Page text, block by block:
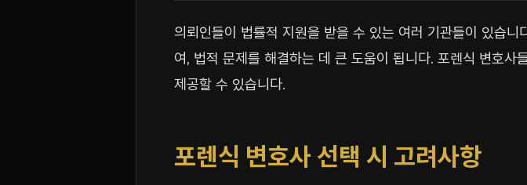
의뢰인들이 법률적 지원을 받을 수 있는 여러 기관들이 있습니
여, 법적 문제를 해결하는 데 큰 도움이 됩니다. 포렌식 변호
제공할 수 있습니다.
포렌식 변호사 선택 시 고려사항